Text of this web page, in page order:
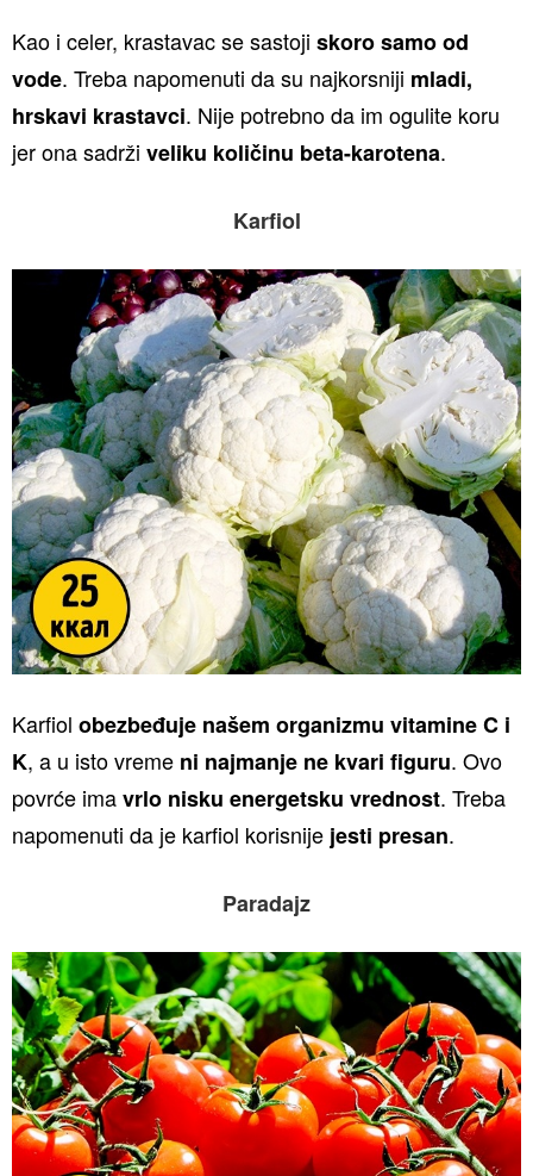
Kao i celer, krastavac se sastoji skoro samo od
vode. Treba napomenuti da su najkorsniji mladi,
hrskavi krastavci. Nije potrebno da im ogulite koru
jer ona sadrži veliku količinu beta-karotena.
Karfiol
Karfiol obezbeđuje našem organizmu vitamine C i
K, a u isto vreme ni najmanje ne kvari figuru. Ovo
povrće imavrlo nisku energetsku vrednost. Treba
napomenuti da je karfiol korisnije jesti presan.
Paradajz